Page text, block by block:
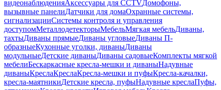
видеонаблюденияАксессуары для CCTVДомофоны,
вызывные панелиДатчики для домаОхранные системы,
сигнализацииСистемы контроля и управления
доступомМеталлодетекторыМебельМягкая мебельДиваны,
тахтыДиваны прямыеДиваны угловыеДиваны П-
образныеКухонные уголки, диваныДиваны
модульныеДетские диваныДиваны садовыеКомплекты мягкой
мебелиБескаркасные кресла-мешки и диваныНадувные
диваныКреслаКреслаКресла-мешки и пуфыКресла-качалки,
кресла-маятникиДетские кресла, пуфыНадувные креслаПуфы,